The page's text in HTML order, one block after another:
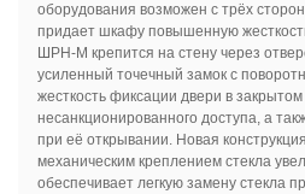
оборудования возможен с трёх
придает шкафу повышенную
ШРН-М крепится на стену через
усиленный точечный замок с
жесткость фиксации двери в
несанкционированного доступа, а
при её открывании. Новая
механическим креплением стекла
обеспечивает легкую замену стекла